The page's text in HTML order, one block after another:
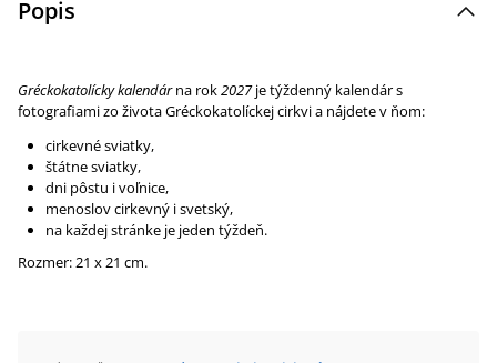
Popis
Gréckokatolícky kalendárna rok2027je týždenný kalendár s
fotografiami zo života Gréckokatolíckej cirkvi a nájdete v ňom:
cirkevné sviatky,
štátne sviatky,
dni pôstu i voľnice,
menoslov cirkevný i svetský,
na každej stránke je jeden týždeň.
Rozmer: 21 x 21 cm.